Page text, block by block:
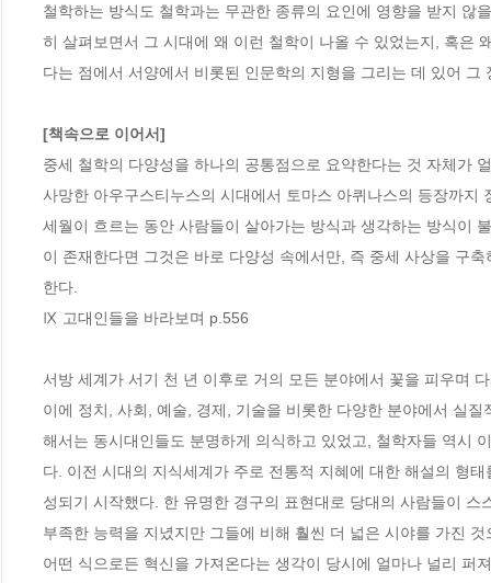
철학하는 방식도 철학과는 무관한 종류의 요인에 영향을 받지 않
히 살펴보면서 그 시대에 왜 이런 철학이 나올 수 있었는지, 혹은
다는 점에서 서양에서 비롯된 인문학의 지형을 그리는 데 있어 그
[책속으로 이어서]
중세 철학의 다양성을 하나의 공통점으로 요약한다는 것 자체가
사망한 아우구스티누스의 시대에서 토마스 아퀴나스의 등장까
세월이 흐르는 동안 사람들이 살아가는 방식과 생각하는 방식이
이 존재한다면 그것은 바로 다양성 속에서만, 즉 중세 사상을 구
한다.
Ⅸ 고대인들을 바라보며 p.556
서방 세계가 서기 천 년 이후로 거의 모든 분야에서 꽃을 피우며
이에 정치, 사회, 예술, 경제, 기술을 비롯한 다양한 분야에서 실
해서는 동시대인들도 분명하게 의식하고 있었고, 철학자들 역시
다. 이전 시대의 지식세계가 주로 전통적 지혜에 대한 해설의 형
성되기 시작했다. 한 유명한 경구의 표현대로 당대의 사람들이
부족한 능력을 지녔지만 그들에 비해 훨씬 더 넓은 시야를 가진
어떤 식으로든 혁신을 가져온다는 생각이 당시에 얼마나 널리 퍼